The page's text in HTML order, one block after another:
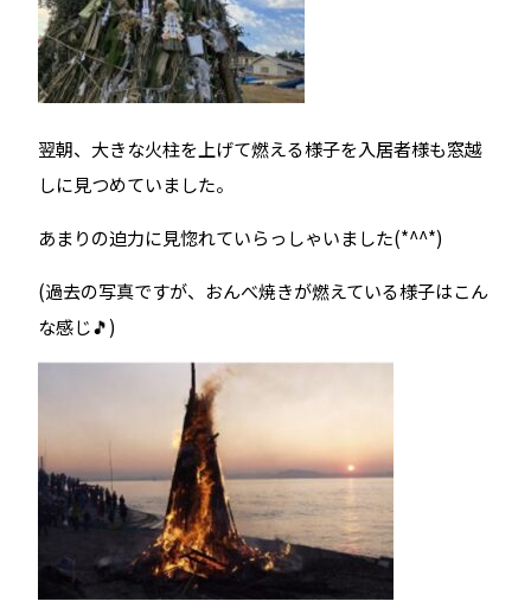
翌朝、大きな火柱を上げて燃える様子を入居者様も窓越
しに見つめていました。
あまりの迫力に見惚れていらっしゃいました(*^^*)
(過去の写真ですが、おんべ焼きが燃えている様子はこん
な感じ🎵)